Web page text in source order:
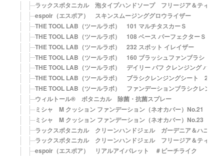
ラックスボタニカル 泡タイプハンドソープ フリージア＆ティーツ
espoir（エスポア） スキンスムージンググロウライザー
THE TOOL LAB（ツールラボ） 101 マルチタスカーＳ
THE TOOL LAB（ツールラボ） 108 ベース パーフェクターＳ
THE TOOL LAB（ツールラボ） 232 スポット イレイザー
THE TOOL LAB（ツールラボ） 160 ブラッシュファンブラシ
THE TOOL LAB（ツールラボ） デイリー パフ クレンジング パッ
THE TOOL LAB（ツールラボ） ブラシクレンジングシート 20枚
THE TOOL LAB（ツールラボ） ファンデーションブラシクレンザー
ウィルトール® ボタニカル 除菌・抗菌スプレー
ミシャ M クッション ファンデーション（ネオカバー）No.21 明る
ミシャ M クッション ファンデーション（ネオカバー）No.23 自然
ラックスボタニカル クリーンハンドジェル ガーデニア＆ハニーの
ラックスボタニカル クリーンハンドジェル フリージア＆ティーツ
espoir（エスポア） リアルアイパレット ＃ピーチライク